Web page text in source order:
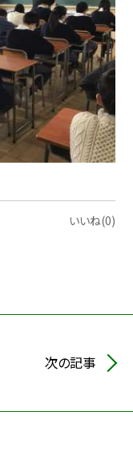
いいね(0)
次の記事